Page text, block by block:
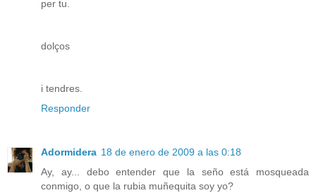
per tu.
dolços
i tendres.
Responder
Adormidera 18 de enero de 2009 a las 0:18
Ay, ay... debo entender que la seño está mosqueada
conmigo, o que la rubia muñequita soy yo?